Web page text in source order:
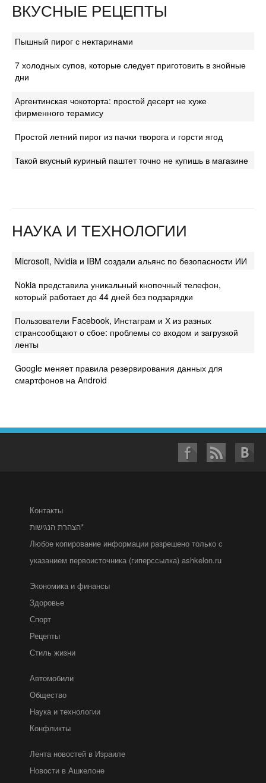
ВКУСНЫЕ РЕЦЕПТЫ
Пышный пирог с нектаринами
7 холодных супов, которые следует приготовить в знойные
дни
Аргентинская чокоторта: простой десерт не хуже
фирменного терамису
Простой летний пирог из пачки творога и горсти ягод
Такой вкусный куриный паштет точно не купишь в магазине
НАУКА И ТЕХНОЛОГИИ
Microsoft, Nvidia и IBM создали альянс по безопасности ИИ
Nokia представила уникальный кнопочный телефон,
который работает до 44 дней без подзарядки
Пользователи Facebook, Инстаграм и Х из разных
странсообщают о сбое: проблемы со входом и загрузкой
ленты
Google меняет правила резервирования данных для
смартфонов на Android
Контакты
הצהרת הנגישות*
Любое копирование информации разрешено только с
указанием первоисточника (гиперссылка) ashkelon.ru
Экономика и финансы
Здоровье
Спорт
Рецепты
Стиль жизни
Автомобили
Общество
Наука и технологии
Конфликты
Лента новостей в Израиле
Новости в Ашкелоне